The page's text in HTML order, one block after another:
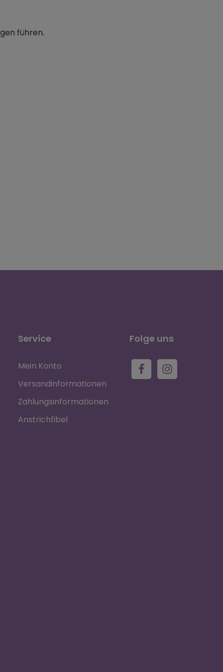
führen.
Service
Mein Konto
Versandinformationen
Zahlungsinformationen
Anstrichfibel
Folge uns